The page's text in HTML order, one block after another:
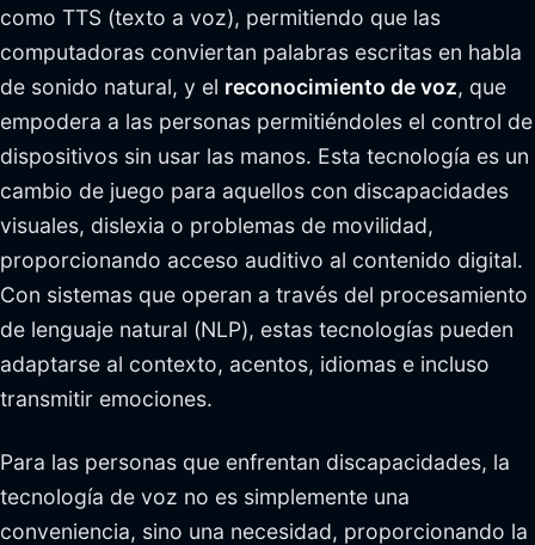
como TTS (texto a voz), permitiendo que las
computadoras conviertan palabras escritas en habla
de sonido natural, y el reconocimiento de voz, que
empodera a las personas permitiéndoles el control de
dispositivos sin usar las manos. Esta tecnología es un
cambio de juego para aquellos con discapacidades
visuales, dislexia o problemas de movilidad,
proporcionando acceso auditivo al contenido digital.
Con sistemas que operan a través del procesamiento
de lenguaje natural (NLP), estas tecnologías pueden
adaptarse al contexto, acentos, idiomas e incluso
transmitir emociones.
Para las personas que enfrentan discapacidades, la
tecnología de voz no es simplemente una
conveniencia, sino una necesidad, proporcionando la